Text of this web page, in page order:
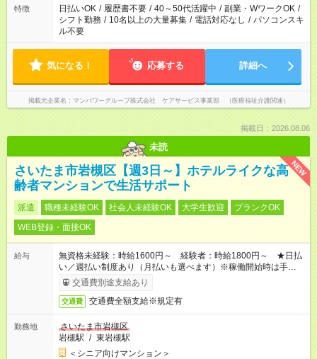
業はご案内が難しい場合があります
特徴 日払いOK / 履歴書不要 / 40～50代活躍中 / 副業・WワークOK /
シフト勤務 / 10名以上の大量募集 / 電話対応なし / パソコンスキ
ル不要
気になる！ 応募する 詳細へ
掲載元企業名 マンパワーグループ株式会社 ケアサービス事業部 （医療福祉介護関連）
掲載日：2026.08.06
未読
NEW
さいたま市岩槻区【週3日～】ホテルライクな高
齢者マンションで生活サポート
派遣 職種未経験OK 社会人未経験OK 大学生歓迎
ブランクOK
WEB登録・面接OK
給与
無資格未経験：時給1600円～ 経験者：時給1800円～ ★日払
い／週払い制度あり（月払いも選べます）※稼働開始時は手続き
完了次第のお支払いとなります。
交通費別途支給あり
交通費 交通費全額支給※規定有
勤務地
さいたま市岩槻区
岩槻駅 / 東岩槻駅
＜シニア向けマンション＞